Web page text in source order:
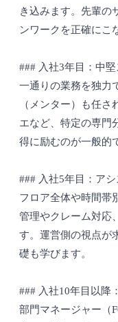
き込みます。先輩の
ンワークを正確にこ
### 入社3年目：中
一通りの業務を独力
（メンター）も任
エなど、特定の専門
得に励むのが一般的
### 入社5年目：ア
フロア全体や時間帯
管理やクレーム対応
す。運営側の視点が
礎も学びます。
### 入社10年目以降
部門マネージャー（